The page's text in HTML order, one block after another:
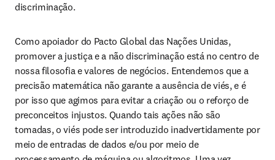
discriminação.
Como apoiador do Pacto Global das Nações Unidas,
promover a justiça e a não discriminação está no centro de
nossa filosofia e valores de negócios. Entendemos que a
precisão matemática não garante a ausência de viés, e é
por isso que agimos para evitar a criação ou o reforço de
preconceitos injustos. Quando tais ações não são
tomadas, o viés pode ser introduzido inadvertidamente por
meio de entradas de dados e/ou por meio de